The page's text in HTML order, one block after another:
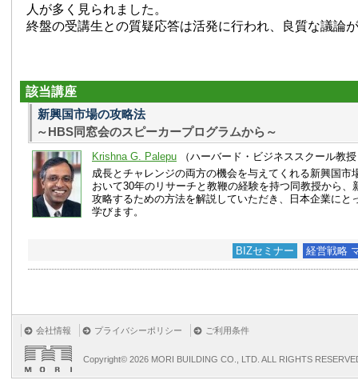
人が多く見られました。
終盤の受講生との質疑応答は活発に行われ、良質な議論
該当講座
新興国市場の攻略法
～HBS同窓会のスピーカープログラムから～
Krishna G. Palepu （ハーバード・ビジネススクール教
成長とチャレンジの両方の機会を与えてくれる新興国市
おいて30年のリサーチと教鞭の経験を持つ同教授から、
攻略するための方法を解説していただき、日本企業にと
学びます。
BIZセミナー 経営戦略
会社情報 プライバシーポリシー ご利用条件
Copyright© 2026 MORI BUILDING CO., LTD. ALL RIGHTS